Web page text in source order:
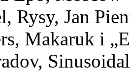
Rysy, Jan
Makaruk i